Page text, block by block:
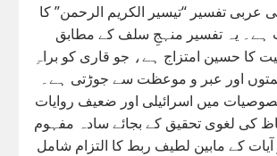
تفسیر “تیسیر الکریم الرحمن” کا
ہے۔ یہ تفسیر منہجِ سلف کے مطابق
کا حسین امتزاج ہے، جو قاری کو براہِ
اور عبر و موعظت سے جوڑتی ہے۔
میں اسرائیلی اور ضعیف روایات
کی لغوی تحقیق کے بجائے سادہ مفہوم
کے مابین لطیف ربط کا التزام شامل